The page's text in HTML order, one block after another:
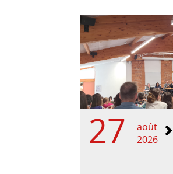
27
août
2026